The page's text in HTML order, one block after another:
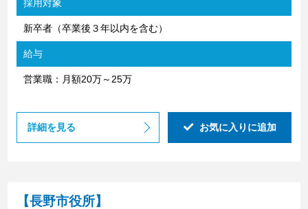
採用対象
新卒者（卒業後３年以内を含む）
給与
営業職：月額20万～25万
詳細を見る お気に入りに追加
【長野市役所】